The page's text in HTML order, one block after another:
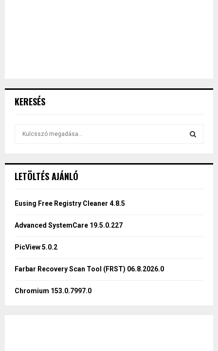
KERESÉS
h
o
LETÖLTÉS AJÁNLÓ
Eusing Free Registry Cleaner 4.8.5
Advanced SystemCare 19.5.0.227
PicView 5.0.2
Farbar Recovery Scan Tool (FRST) 06.8.2026.0
Chromium 153.0.7997.0